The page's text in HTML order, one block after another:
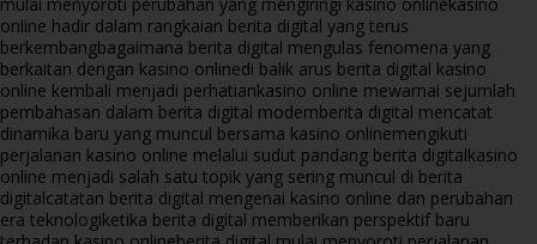
online hadir dalam rangkaian berita digital yang terus
berkembangbagaimana berita digital mengulas fenomena yang
berkaitan dengan kasino onlinedi balik arus berita digital kasino
online kembali menjadi perhatiankasino online mewarnai sejumlah
pembahasan dalam berita digital modernberita digital mencatat
dinamika baru yang muncul bersama kasino onlinemengikuti
perjalanan kasino online melalui sudut pandang berita digitalkasino
online menjadi salah satu topik yang sering muncul di berita
digitalcatatan berita digital mengenai kasino online dan perubahan
era teknologiketika berita digital memberikan perspektif baru